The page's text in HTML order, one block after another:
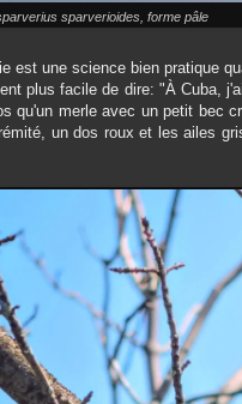
sparverioides, forme pâle
est une science bien pratique
plus facile de dire: "À Cuba,
qu'un merle avec un petit bec
un dos roux et les ailes